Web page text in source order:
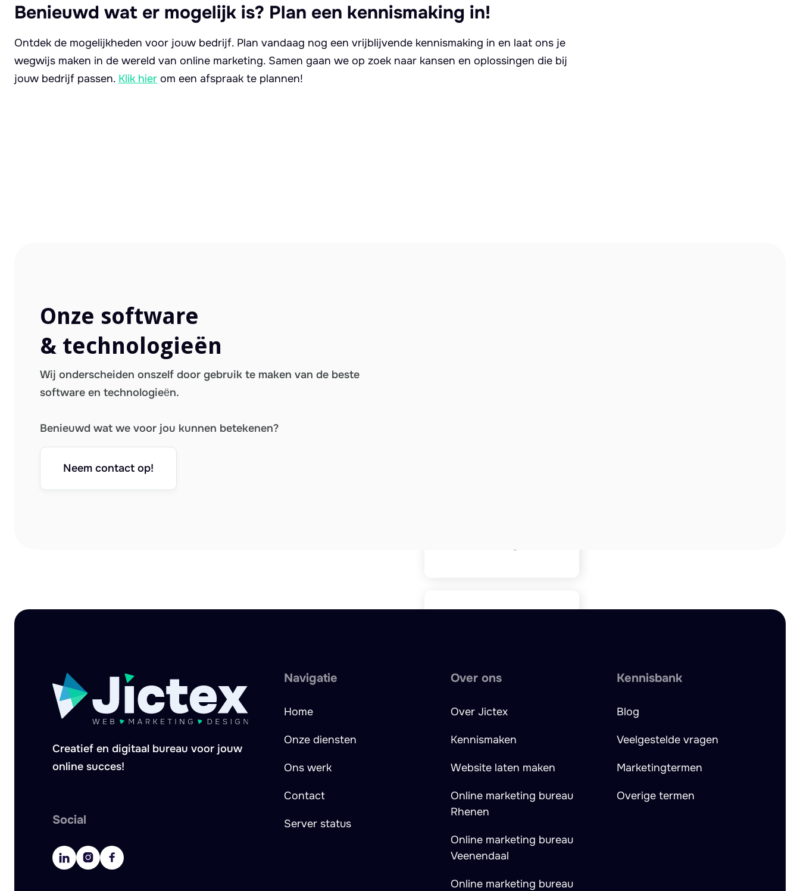
Benieuwd wat er mogelijk is? Plan een kennismaking in!
Ontdek de mogelijkheden voor jouw bedrijf. Plan vandaag nog een vrijblijvende kennismaking in en laat ons je
wegwijs maken in de wereld van online marketing. Samen gaan we op zoek naar kansen en oplossingen die bij
jouw bedrijf passen. Klik hier om een afspraak te plannen!
Onze software
& technologieën
Wij onderscheiden onszelf door gebruik te maken van de beste
software en technologieën.
Benieuwd wat we voor jou kunnen betekenen?
Neem contact op!
Creatief en digitaal bureau voor jouw
online succes!
Social
  
Navigatie
Home
Onze diensten
Ons werk
Contact
Server status
Over ons
Over Jictex
Kennismaken
Website laten maken
Online marketing bureau
Rhenen
Online marketing bureau
Veenendaal
Online marketing bureau
Kennisbank
Blog
Veelgestelde vragen
Marketingtermen
Overige termen